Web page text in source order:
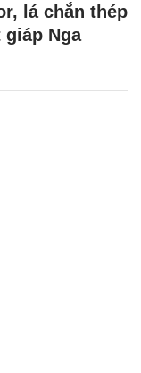
lá chắn thép
Nga